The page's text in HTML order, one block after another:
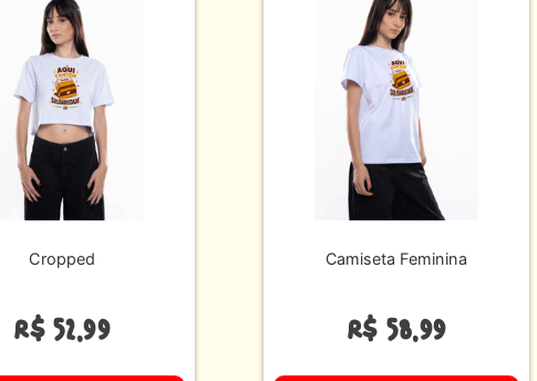
Cropped
R$ 52,99
Camiseta Feminina
R$ 58,99